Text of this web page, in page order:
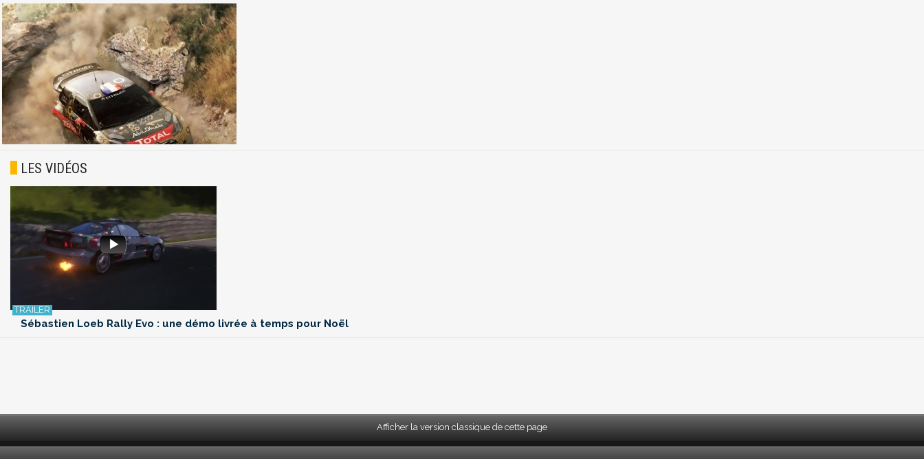
LES VIDÉOS
Sébastien Loeb Rally Evo : une démo livrée à temps pour Noël
Afficher la version classique de cette page